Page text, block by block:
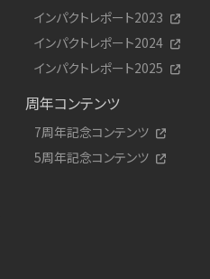
インパクトレポート2023
インパクトレポート2024
インパクトレポート2025
周年コンテンツ
7周年記念コンテンツ
5周年記念コンテンツ